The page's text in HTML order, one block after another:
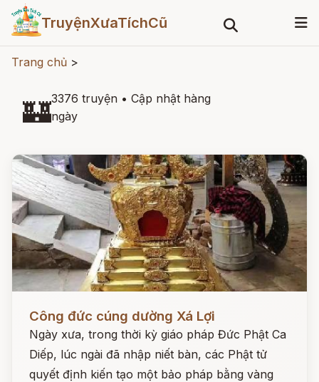
TruyệnXưaTíchCũ
Trang chủ >
🏰3376 truyện • Cập nhật hàng
ngày
Công đức cúng dường Xá Lợi
Ngày xưa, trong thời kỳ giáo pháp Đức Phật Ca
Diếp, lúc ngài đã nhập niết bàn, các Phật tử
quyết định kiến tạo một bảo pháp bằng vàng